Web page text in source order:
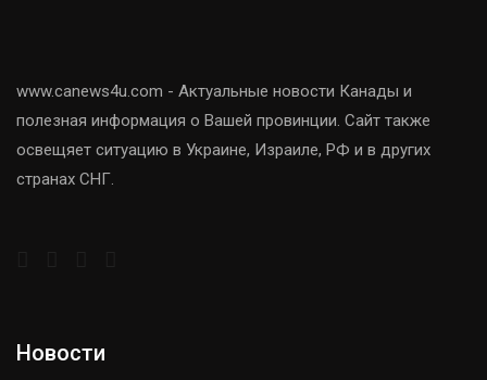
www.canews4u.com - Актуальные новости Канады и
полезная информация о Вашей провинции. Сайт также
освещяет ситуацию в Украине, Израиле, РФ и в других
странах СНГ.
Новости